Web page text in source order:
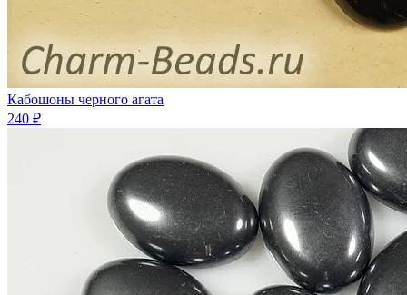
Кабошоны черного агата
240 ₽